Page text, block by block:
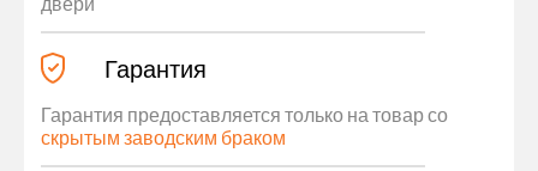
Гарантия
Гарантия предоставляется только на товар со
скрытым заводским браком